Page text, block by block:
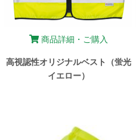
商品詳細・ご購入
高視認性オリジナルベスト（蛍光
イエロー）